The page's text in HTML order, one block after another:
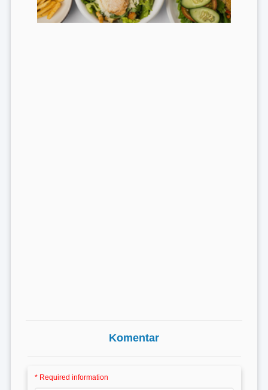
Komentar
* Required information